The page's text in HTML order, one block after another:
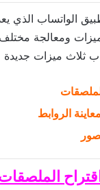
الواتساب الذي
ومعالجة
ثلاث ميزات جديدة
الروابط